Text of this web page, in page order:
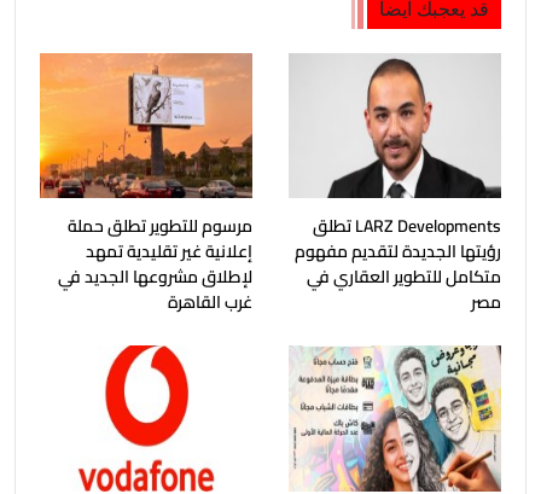
قد يعجبك ايضا
LARZ Developments تطلق
رؤيتها الجديدة لتقديم مفهوم
متكامل للتطوير العقاري في
مصر
مرسوم للتطوير تطلق حملة
إعلانية غير تقليدية تمهد
لإطلاق مشروعها الجديد في
غرب القاهرة